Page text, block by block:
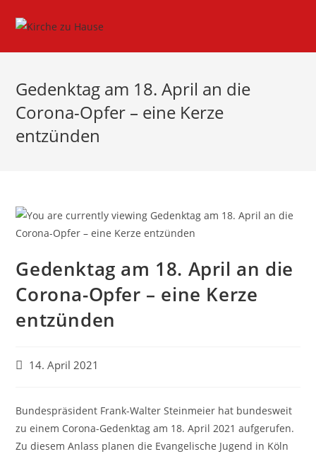
Gedenktag am 18. April an die
Corona-Opfer – eine Kerze
entzünden
Gedenktag am 18. April an die
Corona-Opfer – eine Kerze
entzünden
14. April 2021
Bundespräsident Frank-Walter Steinmeier hat bundesweit
zu einem Corona-Gedenktag am 18. April 2021 aufgerufen.
Zu diesem Anlass planen die Evangelische Jugend in Köln